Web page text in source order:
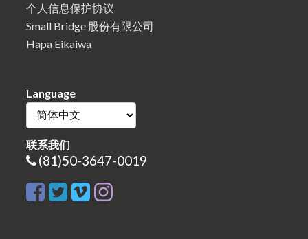
个人信息保护协议
Small Bridge 股份有限公司
Hapa Eikaiwa
Language
联系我们
(81)50-3647-0019